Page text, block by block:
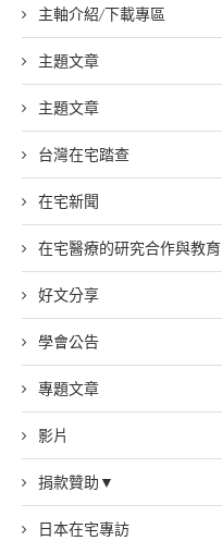
主軸介紹/下載專區
主題文章
主題文章
台灣在宅踏查
在宅新聞
在宅醫療的研究合作與教育
好文分享
學會公告
專題文章
影片
捐款贊助▼
日本在宅專訪